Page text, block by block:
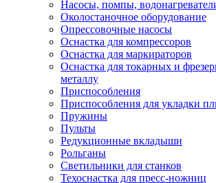
Насосы, помпы,
Околостаночное оборудование
Опрессовочные насосы
Оснастка для компрессоров
Оснастка для маркираторов
Оснастка для токарных и
металлу
Приспособления
Приспособления для укладки
Пружины
Пульты
Редукционные вкладыши
Рольганы
Светильники для станков
Техоснастка для пресс-ножниц